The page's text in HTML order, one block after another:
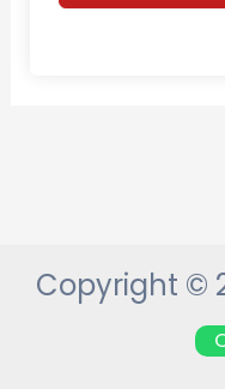
Copyright ©